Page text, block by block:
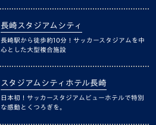
長崎スタジアムシティ
長崎駅から徒歩約10分！サッカースタジアムを中
心とした大型複合施設
スタジアムシティホテル長崎
日本初！サッカースタジアムビューホテルで特別
な感動とくつろぎを。